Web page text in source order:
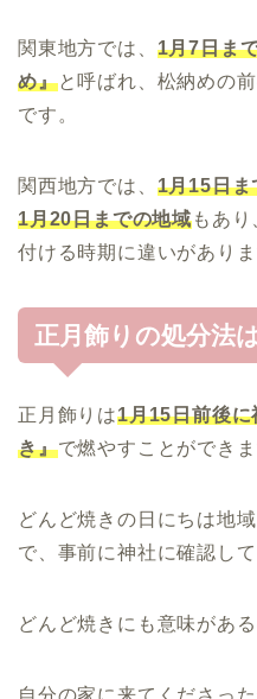
関東地方では、 1月7日ま
め』と呼ばれ、松納めの
です。
関西地方では、 1月15日ま
1月20日までの地域もあ
付ける時期に違いがありま
正月飾りの処分法
正月飾りは1月15日前後に
き』で燃やすことができま
どんど焼きの日にちは地
で、事前に神社に確認して
どんど焼きにも意味があ
自分の家に来てくださっ